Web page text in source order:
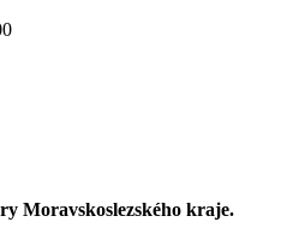
Moravskoslezského kraje.